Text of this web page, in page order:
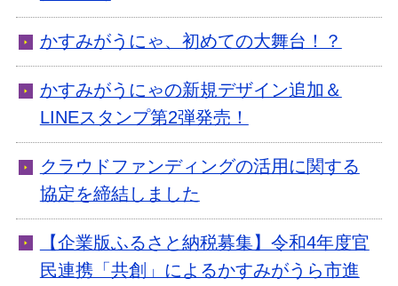
かすみがうにゃ、初めての大舞台！？
かすみがうにゃの新規デザイン追加＆
LINEスタンプ第2弾発売！
クラウドファンディングの活用に関する
協定を締結しました
【企業版ふるさと納税募集】令和4年度官
民連携「共創」によるかすみがうら市進